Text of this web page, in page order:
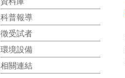
科普報導
徵受試者
環境設備
相關連結